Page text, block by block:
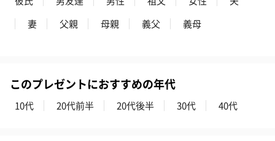
妻
父親 母親 義父 義母
このプレゼントにおすすめの年代
10代 20代前半 20代後半 30代 40代